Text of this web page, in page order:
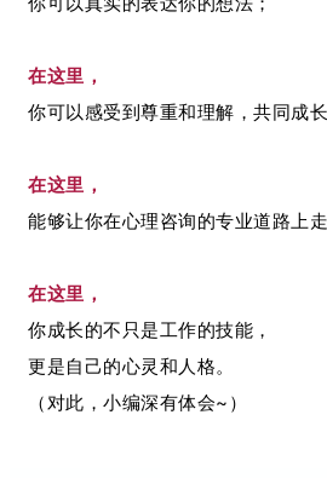
在这里，
你可以感受到尊重和理解，共同成
在这里，
能够让你在心理咨询的专业道路上
在这里，
你成长的不只是工作的技能，
更是自己的心灵和人格。
（对此，小编深有体会~）